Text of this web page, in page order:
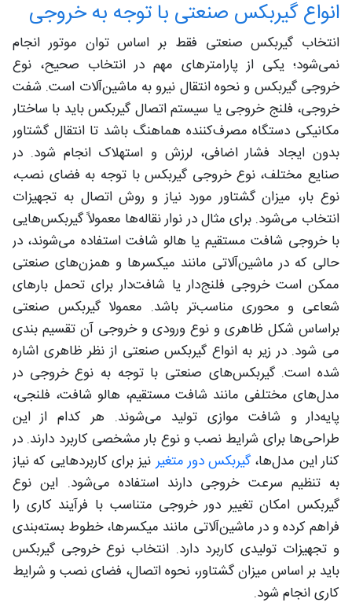
انواع گیربکس صنعتی با توجه به خروجی
انتخاب گیربکس صنعتی فقط بر اساس توان موتور انجام
نمی‌شود؛ یکی از پارامترهای مهم در انتخاب صحیح، نوع
خروجی گیربکس و نحوه انتقال نیرو به ماشین‌آلات است. شفت
خروجی، فلنج خروجی یا سیستم اتصال گیربکس باید با ساختار
مکانیکی دستگاه مصرف‌کننده هماهنگ باشد تا انتقال گشتاور
بدون ایجاد فشار اضافی، لرزش و استهلاک انجام شود. در
صنایع مختلف، نوع خروجی گیربکس با توجه به فضای نصب،
نوع بار، میزان گشتاور مورد نیاز و روش اتصال به تجهیزات
انتخاب می‌شود. برای مثال در نوار نقاله‌ها معمولاً گیربکس‌هایی
با خروجی شافت مستقیم یا هالو شافت استفاده می‌شوند، در
حالی که در ماشین‌آلاتی مانند میکسرها و همزن‌های صنعتی
ممکن است خروجی فلنج‌دار یا شافت‌دار برای تحمل بارهای
شعاعی و محوری مناسب‌تر باشد. معمولا گیربکس صنعتی
براساس شکل ظاهری و نوع ورودی و خروجی آن تقسیم بندی
می شود. در زیر به انواع گیربکس صنعتی از نظر ظاهری اشاره
شده است. گیربکس‌های صنعتی با توجه به نوع خروجی در
مدل‌های مختلفی مانند شافت مستقیم، هالو شافت، فلنجی،
پایه‌دار و شافت موازی تولید می‌شوند. هر کدام از این
طراحی‌ها برای شرایط نصب و نوع بار مشخصی کاربرد دارند. در
کنار این مدل‌ها، گیربکس دور متغیر نیز برای کاربردهایی که نیاز
به تنظیم سرعت خروجی دارند استفاده می‌شود. این نوع
گیربکس امکان تغییر دور خروجی متناسب با فرآیند کاری را
فراهم کرده و در ماشین‌آلاتی مانند میکسرها، خطوط بسته‌بندی
و تجهیزات تولیدی کاربرد دارد. انتخاب نوع خروجی گیربکس
باید بر اساس میزان گشتاور، نحوه اتصال، فضای نصب و شرایط
کاری انجام شود.